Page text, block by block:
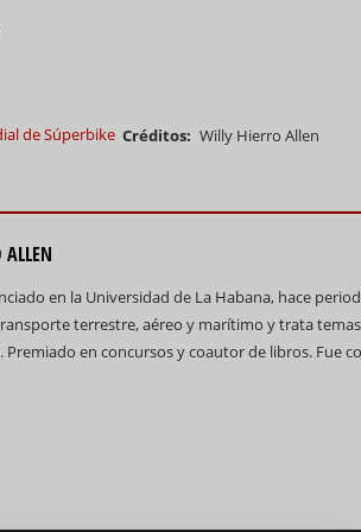
de Súperbike Créditos Willy Hierro Allen
en la Universidad de La Habana, hace
terrestre, aéreo y marítimo y trata
Premiado en concursos y coautor de libros. Fue